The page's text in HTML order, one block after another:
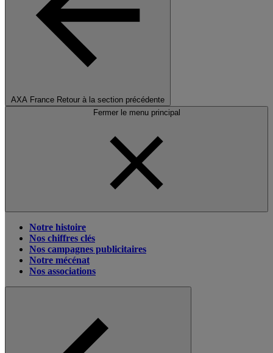
AXA France Retour à la section précédente
Fermer le menu principal
Notre histoire
Nos chiffres clés
Nos campagnes publicitaires
Notre mécénat
Nos associations